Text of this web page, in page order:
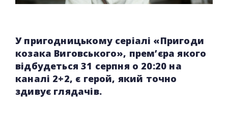
У пригодницькому серіалі «Пригоди
козака Виговського», прем’єра якого
відбудеться 31 серпня о 20:20 на
каналі 2+2, є герой, який точно
здивує глядачів.